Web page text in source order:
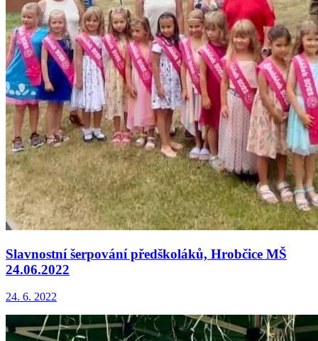
Slavnostní šerpování předškoláků, Hrobčice MŠ
24.06.2022
24. 6. 2022